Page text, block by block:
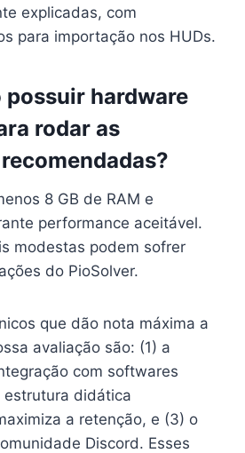
explicadas, com
para importação nos HUDs.
possuir hardware
rodar as
8 GB de RAM e
performance aceitável.
modestas podem sofrer
do PioSolver.
que dão nota máxima a
avaliação são: (1) a
com softwares
estrutura didática
a retenção, e (3) o
Discord. Esses